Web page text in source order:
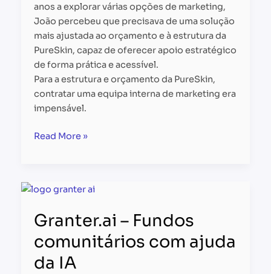
anos a explorar várias opções de marketing,
João percebeu que precisava de uma solução
mais ajustada ao orçamento e à estrutura da
PureSkin, capaz de oferecer apoio estratégico
de forma prática e acessível.
Para a estrutura e orçamento da PureSkin,
contratar uma equipa interna de marketing era
impensável.
Read More »
Granter.ai – Fundos
comunitários com ajuda
da IA
Granter.ai
Fundos
com
ajuda